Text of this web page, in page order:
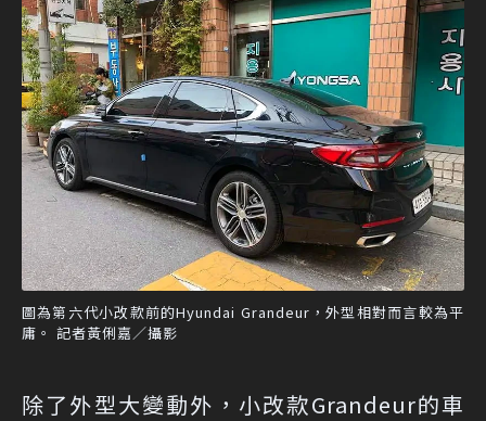
圖為第六代小改款前的Hyundai Grandeur，外型相對而言較為平
庸。 記者黃俐嘉／攝影
除了外型大變動外，小改款Grandeur的車